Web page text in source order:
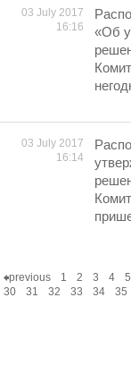
03 July 2017
16:16
«Об
03 July 2017
16:14
previous 1 2 3 4 5
30
31 32 33 34 35